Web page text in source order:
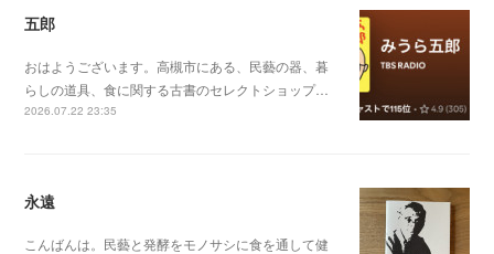
五郎
おはようございます。高槻市にある、民藝の器、暮
らしの道具、食に関する古書のセレクトショップ…
2026.07.22 23:35
永遠
こんばんは。民藝と発酵をモノサシに食を通して健